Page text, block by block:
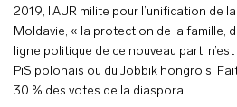
2019, l’AUR milite pour l’unification de
Moldavie, « la protection de la famille,
ligne politique de ce nouveau parti
PiS polonais ou du Jobbik hongrois.
30 % des votes de la diaspora.